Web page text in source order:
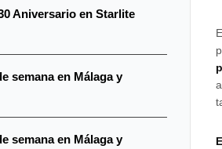
Aniversario en Starlite
semana en Málaga y
semana en Málaga y